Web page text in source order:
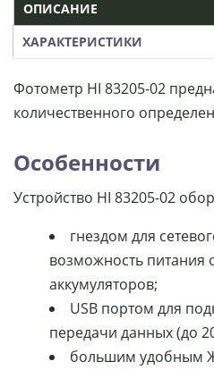
ОПИСАНИЕ
ХАРАКТЕРИСТИКИ
Фотометр HI 83205-02
количественного
Особенности
Устройство HI 83205-02
гнездом для
возможность питания
аккумуляторов;
USB портом для
передачи данных (до
большим удобным